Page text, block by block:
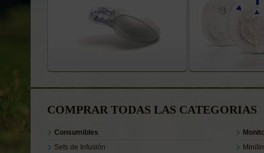
COMPRAR TODAS LAS CATEGORIAS
Consumibles
Sets de Infusión